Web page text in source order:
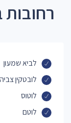
לביא שמעון
לובטקין צביה
לוטוס
לוטם